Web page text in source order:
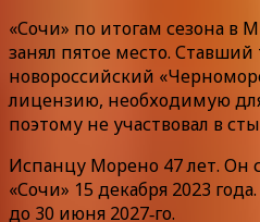
«Сочи» по итогам сезона в
занял пятое место.
новороссийский
лицензию, необходимую
поэтому не участвовал в
Испанцу Морено 47 лет. Он
«Сочи» 15 декабря 2023
до 30 июня 2027‑го.